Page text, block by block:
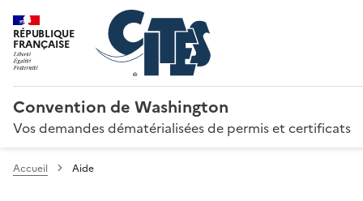
RÉPUBLIQUE
FRANÇAISE
Convention de Washington
Vos demandes dématérialisées de permis et certificats
Accueil Aide